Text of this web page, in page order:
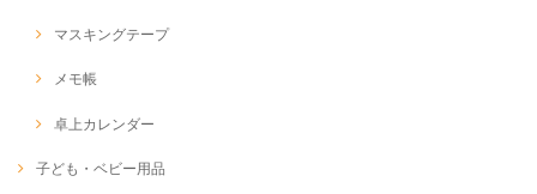
マスキングテープ
メモ帳
卓上カレンダー
子ども・ベビー用品